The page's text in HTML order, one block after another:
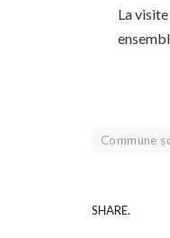
La
Commune
SHARE.